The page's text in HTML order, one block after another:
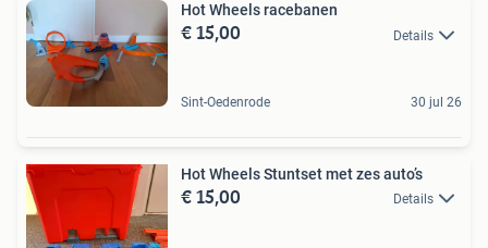
Hot Wheels racebanen
€ 15,00 Details
Sint-Oedenrode 30 jul 26
Hot Wheels Stuntset met zes auto’s
€ 15,00 Details